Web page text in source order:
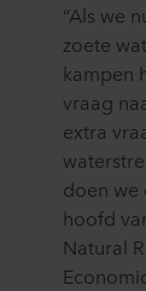
“Als we
zoete
kampen
vraag
extra
doen we
hoofd
Natural